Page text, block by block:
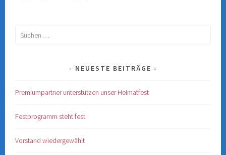
Suchen
NEUESTE BEITRÄGE
Premiumpartner unterstützen unser Heimatfest
Festprogramm steht fest
Vorstand wiedergewählt